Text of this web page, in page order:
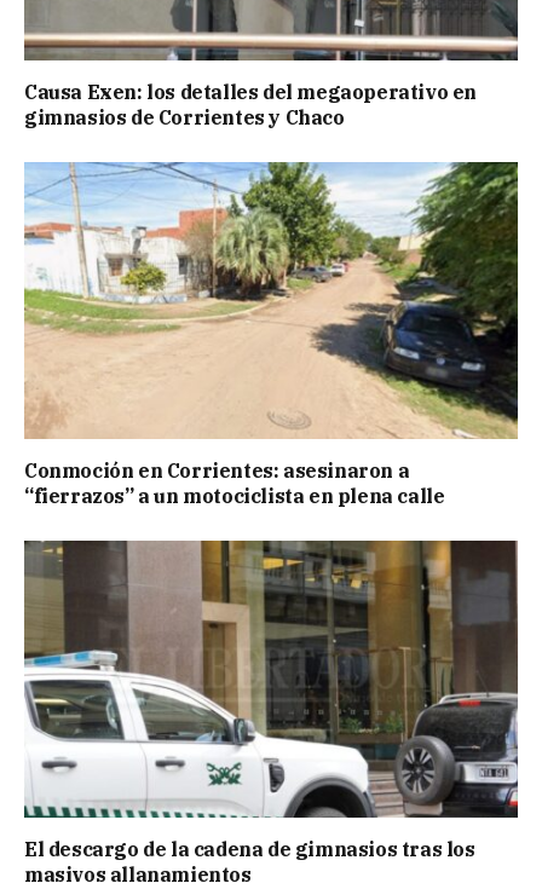
Causa Exen: los detalles del megaoperativo en
gimnasios de Corrientes y Chaco
Conmoción en Corrientes: asesinaron a
“fierrazos” a un motociclista en plena calle
El descargo de la cadena de gimnasios tras los
masivos allanamientos